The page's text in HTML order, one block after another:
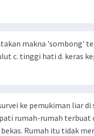
cara untuk
(2)makna 'sombong' tersirat
kepala b. besar mulut c. tinggi hati
ke pemukiman liar
rumah-rumah terbuat
bekas. Rumah itu tidak